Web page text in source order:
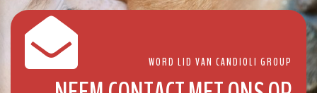
WORD LID VAN CANDIOLI GROUP